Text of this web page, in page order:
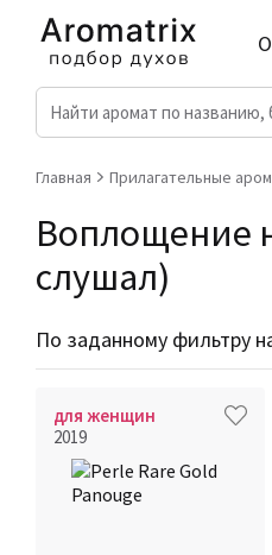
Главная Прилагательные
Воплощение
слушал)
По заданному фильтру
для женщин
2019